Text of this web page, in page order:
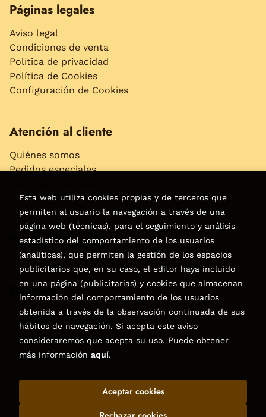
Páginas legales
Aviso legal
Condiciones de venta
Política de privacidad
Política de Cookies
Configuración de Cookies
Atención al cliente
Quiénes somos
Pedidos especiales
Accesibilidad
Puede interesarte
Contacto
C/Virgen de la Peña, 15
928858050–928531142
pedidos@libreriatagoror.com
Formulario de contacto
Librería Tagoror. Todos los Derechos Reservados |
Esta web utiliza cookies propias y de terceros que
permiten al usuario la navegación a través de una
página web (técnicas), para el seguimiento y análisis
estadístico del comportamiento de los usuarios
(analíticas), que permiten la gestión de los espacios
publicitarios que, en su caso, el editor haya incluido
en una página (publicitarias) y cookies que almacenan
información del comportamiento de los usuarios
obtenida a través de la observación continuada de sus
hábitos de navegación. Si acepta este aviso
consideraremos que acepta su uso. Puede obtener
más información aquí.
Aceptar cookies